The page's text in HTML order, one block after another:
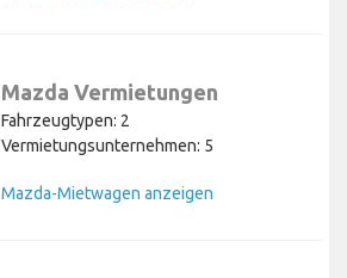
Mazda Vermietungen
Fahrzeugtypen: 2
Vermietungsunternehmen: 5
Mazda-Mietwagen anzeigen